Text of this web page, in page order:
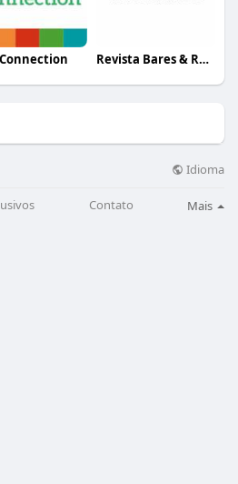
Revista Bares & Restaurantes
Idioma
Contato Mais